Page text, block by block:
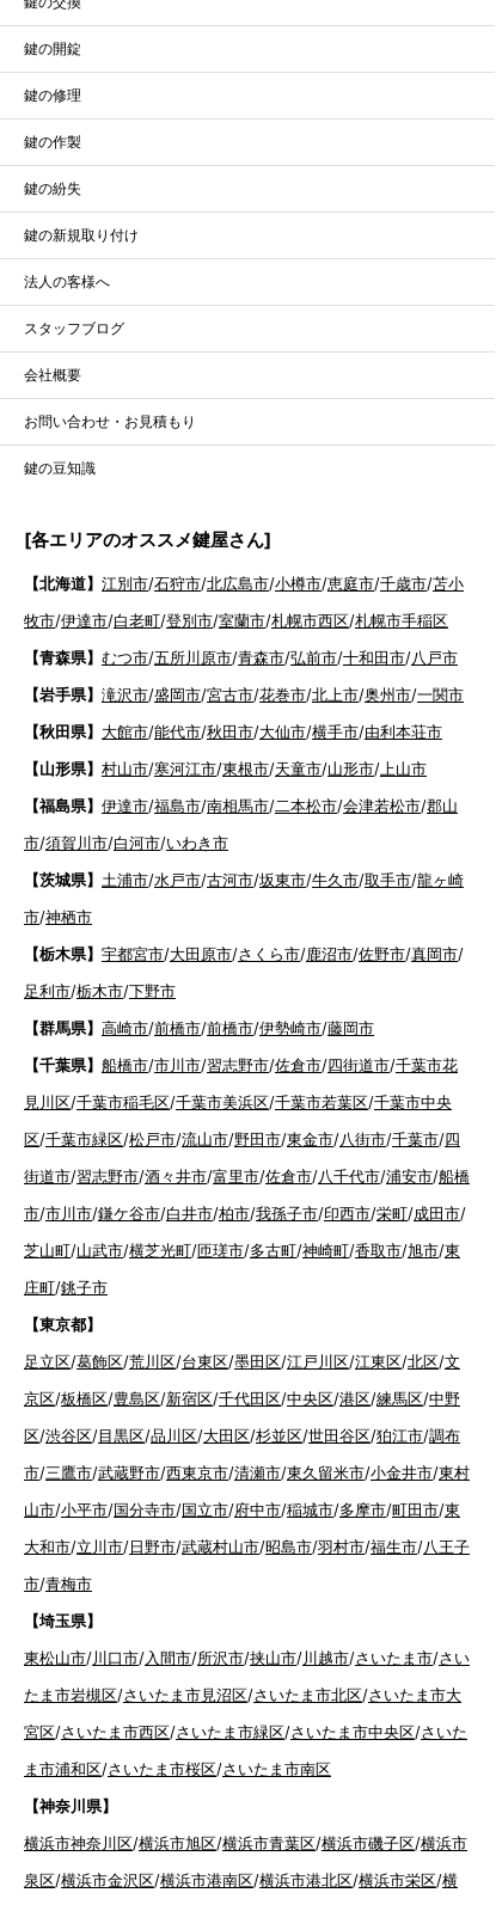
鍵の開錠
鍵の修理
鍵の作製
鍵の紛失
鍵の新規取り付け
法人の客様へ
スタッフブログ
会社概要
お問い合わせ・お見積もり
鍵の豆知識
[各エリアのオススメ鍵屋さん]
【北海道】 江別市/石狩市/北広島市/小樽市/恵庭市/千歳市/苫小
牧市/伊達市/白老町/登別市/室蘭市/札幌市西区/札幌市手稲区
【青森県】 むつ市/五所川原市/青森市/弘前市/十和田市/八戸市
【岩手県】 滝沢市/盛岡市/宮古市/花巻市/北上市/奥州市/一関市
【秋田県】 大館市/能代市/秋田市/大仙市/横手市/由利本荘市
【山形県】 村山市/寒河江市/東根市/天童市/山形市/ 上山市
【福島県】 伊達市/福島市/南相馬市/二本松市/会津若松市/郡山
市/須賀川市/白河市/いわき市
【茨城県】 土浦市/水戸市/古河市/坂東市/牛久市/取手市/龍ヶ崎
市/神栖市
【栃木県】 宇都宮市/大田原市/さくら市/鹿沼市/佐野市/真岡市/
足利市/栃木市/下野市
【群馬県】 高崎市/前橋市/前橋市/伊勢崎市/藤岡市
【千葉県】 船橋市/市川市/習志野市/佐倉市/四街道市/千葉市花
見川区/千葉市稲毛区/千葉市美浜区/千葉市若葉区/千葉市中央
区/千葉市緑区/松戸市/流山市/野田市/東金市/八街市/千葉市/四
街道市/習志野市/酒々井市/富里市/佐倉市/八千代市/浦安市/船橋
市/市川市/鎌ケ谷市/白井市/柏市/我孫子市/印西市/栄町/成田市/
芝山町/山武市/横芝光町/匝瑳市/多古町/神崎町/香取市/旭市/東
庄町/銚子市
【東京都】
足立区/葛飾区/荒川区/台東区/墨田区/江戸川区/江東区/北区/文
京区/板橋区/豊島区/新宿区/千代田区/中央区/港区/練馬区/中野
区/渋谷区/目黒区/品川区/大田区/杉並区/世田谷区/狛江市/調布
市/三鷹市/武蔵野市/西東京市/清瀬市/東久留米市/小金井市/東村
山市/小平市/国分寺市/国立市/府中市/稲城市/多摩市/町田市/東
大和市/立川市/日野市/武蔵村山市/昭島市/羽村市/福生市/八王子
市/青梅市
【埼玉県】
東松山市/川口市/入間市/所沢市/挟山市/川越市/さいたま市/さい
たま市岩槻区/さいたま市見沼区/さいたま市北区/さいたま市大
宮区/さいたま市西区/さいたま市緑区/さいたま市中央区/さいた
ま市浦和区/さいたま市桜区/さいたま市南区
【神奈川県】
横浜市神奈川区/横浜市旭区/横浜市青葉区/横浜市磯子区/横浜市
泉区/横浜市金沢区/横浜市港南区/横浜市港北区/横浜市栄区/横